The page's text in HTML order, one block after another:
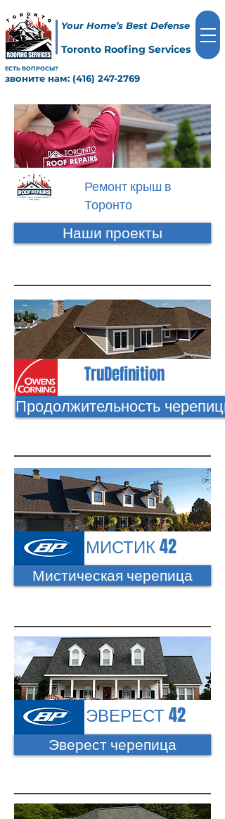
Toronto Roofing Services
звоните нам: (416) 247-2769
ЕСТЬ ВОПРОСЫ?
Your Home’s Best Defense
Ремонт крыш в
Торонто
Наши проекты
TruDefinition
Продолжительность черепицы
МИСТИК 42
Мистическая черепица
ЭВЕРЕСТ 42
Эверест черепица